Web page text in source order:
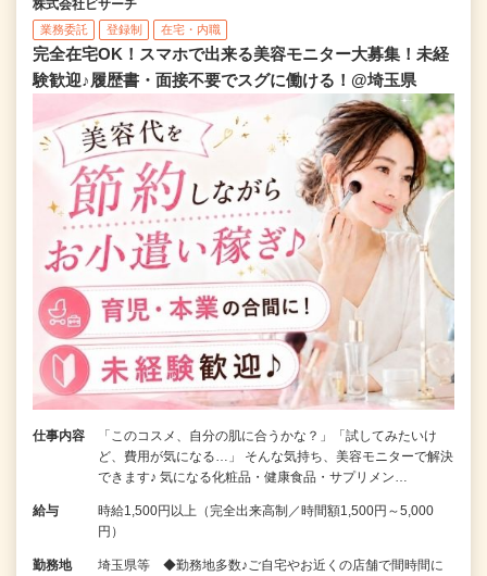
株式会社ビサーチ
業務委託 登録制 在宅・内職
完全在宅OK！スマホで出来る美容モニター大募集！未経
験歓迎♪履歴書・面接不要でスグに働ける！@埼玉県
仕事内容
「このコスメ、自分の肌に合うかな？」「試してみたいけ
ど、費用が気になる…」 そんな気持ち、美容モニターで解決
できます♪ 気になる化粧品・健康食品・サプリメン…
給与
時給1,500円以上（完全出来高制／時間額1,500円～5,000
円）
勤務地
埼玉県等 ◆勤務地多数♪ご自宅やお近くの店舗で間時間に